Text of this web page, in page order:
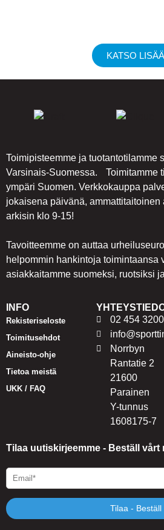
KATSO LISÄÄ
Toimipisteemme ja tuotantotilamme
Varsinais-Suomessa. Toimitamme
ympäri Suomen. Verkkokauppa
jokaisena päivänä,
arkisin klo 9-15!
Tavoitteemme on auttaa
helpommin hankintoja
asiakkaitamme suomeksi, ruotsiksi
INFO
Rekisteriseloste
Toimitusehdot
Aineisto-ohje
Tietoa meistä
UKK / FAQ
02 454 3200
Norrbyn
Rantatie 2
21600
Parainen
Y-tunnus
1608175-7
Tilaa uutiskirjeemme - Beställ vårt
Tilaa - Beställ